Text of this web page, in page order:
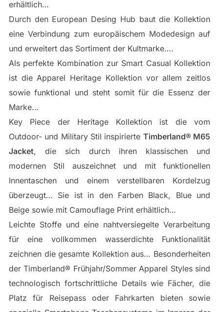
erhältlich…
Durch den European Desing Hub baut die Kollektion
eine Verbindung zum europäischem Modedesign auf
und erweitert das Sortiment der Kultmarke….
Als perfekte Kombination zur Smart Casual Kollektion
ist die Apparel Heritage Kollektion vor allem zeitlos
sowie funktional und steht somit für die Essenz der
Marke…
Key Piece der Heritage Kollektion ist die vom
Outdoor- und Military Stil inspirierte Timberland® M65
Jacket, die sich durch ihren klassischen und
modernen Stil auszeichnet und mit funktionellen
Innentaschen und einem verstellbaren Kordelzug
überzeugt… Sie ist in den Farben Black, Blue und
Beige sowie mit Camouflage Print erhältlich…
Leichte Stoffe und eine nahtversiegelte Verarbeitung
für eine vollkommen wasserdichte Funktionalität
zeichnen die gesamte Kollektion aus… Besonderheiten
der Timberland® Frühjahr/Sommer Apparel Styles sind
technologisch fortschrittliche Details wie Fächer, die
Platz für Reisepass oder Fahrkarten bieten sowie